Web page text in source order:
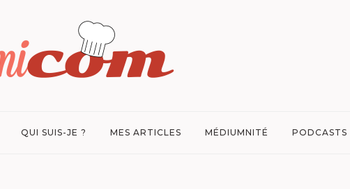
QUI SUIS-JE ? MES ARTICLES MÉDIUMNITÉ PODCASTS